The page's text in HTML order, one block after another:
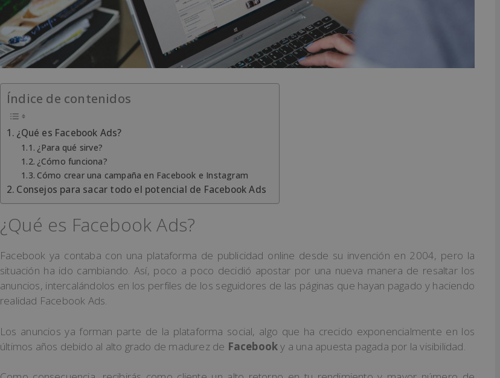
Índice de contenidos
¿Qué es Facebook Ads?
¿Para qué sirve?
¿Cómo funciona?
Cómo crear una campaña en Facebook e Instagram
Consejos para sacar todo el potencial de Facebook Ads
¿Qué es Facebook Ads?
Facebook ya contaba con una plataforma de publicidad online desde su invención en 2004, pero la
situación ha ido cambiando. Así, poco a poco decidió apostar por una nueva manera de resaltar los
anuncios, intercalándolos en los perfiles de los seguidores de las páginas que hayan pagado y haciendo
realidad Facebook Ads.
Los anuncios ya forman parte de la plataforma social, algo que ha crecido exponencialmente en los
últimos años debido al alto grado de madurez de Facebooky a una apuesta pagada por la visibilidad.